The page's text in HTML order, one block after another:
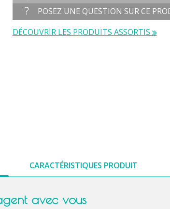
POSEZ UNE QUESTION SUR CE
DÉCOUVRIR LES PRODUITS ASSORTIS
CARACTÉRISTIQUES PRODUIT
avec vous